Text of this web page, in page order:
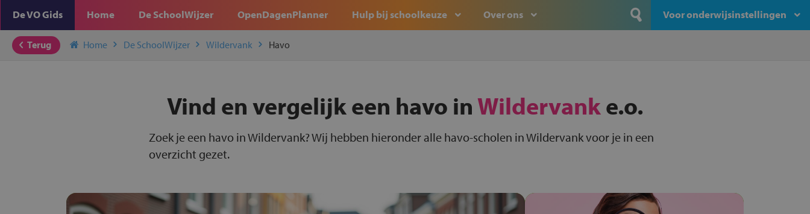
De VO Gids Home De SchoolWijzer OpenDagenPlanner Hulp bij schoolkeuze Over ons Voor onderwijsinstellingen
Terug Home De SchoolWijzer Wildervank Havo
Vind en vergelijk een havo inWildervanke.o.
Zoek je een havo in Wildervank? Wij hebben hieronder alle havo-scholen in Wildervank voor je in een
overzicht gezet.